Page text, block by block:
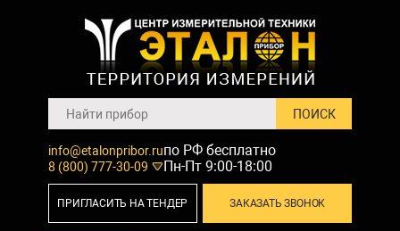
info@etalonpribor.ru
8 (800) 777-30-09
по РФ бесплатно
Пн-Пт 9:00-18:00
ЗАКАЗАТЬ ЗВОНОК
ПРИГЛАСИТЬ НА ТЕНДЕР